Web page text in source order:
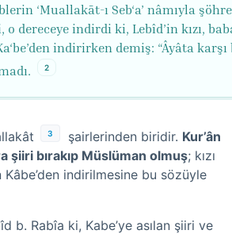
‘Muallakāt-ı Seb‘a’ nâmıyla
dereceye indirdi ki, Lebîd’in kızı,
indirirken demiş: “Âyâta
2
3 şairlerinden biridir. Kur’ân
şiiri bırakıp Müslüman olmuş; kızı
Kâbe’den indirilmesine bu sözüyle
b. Rabîa ki, Kabe’ye asılan şiiri ve